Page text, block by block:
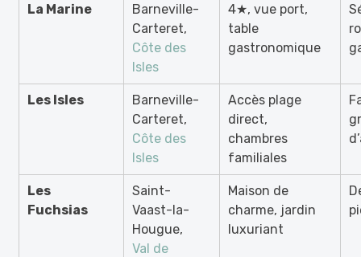
La Marine
Barneville-
Carteret,
Côte des
Isles
4★, vue port,
table
gastronomique
Les Isles
Barneville-
Carteret,
Côte des
Isles
Accès plage
direct,
chambres
familiales
Les
Fuchsias
Saint-
Vaast-la-
Hougue,
Val de
Maison de
charme, jardin
luxuriant